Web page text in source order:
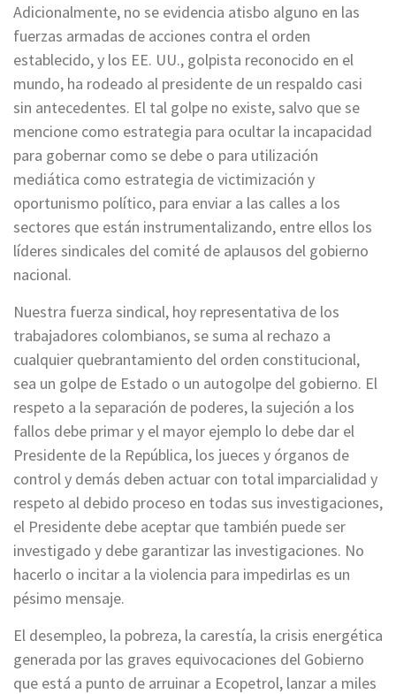
Adicionalmente, no se evidencia atisbo alguno en las
fuerzas armadas de acciones contra el orden
establecido, y los EE. UU., golpista reconocido en el
mundo, ha rodeado al presidente de un respaldo casi
sin antecedentes. El tal golpe no existe, salvo que se
mencione como estrategia para ocultar la incapacidad
para gobernar como se debe o para utilización
mediática como estrategia de victimización y
oportunismo político, para enviar a las calles a los
sectores que están instrumentalizando, entre ellos los
líderes sindicales del comité de aplausos del gobierno
nacional.
Nuestra fuerza sindical, hoy representativa de los
trabajadores colombianos, se suma al rechazo a
cualquier quebrantamiento del orden constitucional,
sea un golpe de Estado o un autogolpe del gobierno. El
respeto a la separación de poderes, la sujeción a los
fallos debe primar y el mayor ejemplo lo debe dar el
Presidente de la República, los jueces y órganos de
control y demás deben actuar con total imparcialidad y
respeto al debido proceso en todas sus investigaciones,
el Presidente debe aceptar que también puede ser
investigado y debe garantizar las investigaciones. No
hacerlo o incitar a la violencia para impedirlas es un
pésimo mensaje.
El desempleo, la pobreza, la carestía, la crisis energética
generada por las graves equivocaciones del Gobierno
que está a punto de arruinar a Ecopetrol, lanzar a miles